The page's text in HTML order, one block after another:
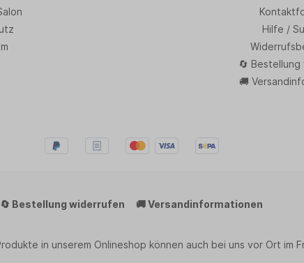
Hilfe /
🔄
🚚
🔄 Bestellung widerrufen 🚚 Versandinformationen
in unserem Onlineshop können auch bei uns vor Ort im